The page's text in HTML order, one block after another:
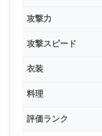
攻撃力
攻撃スピード
衣装
料理
評価ランク